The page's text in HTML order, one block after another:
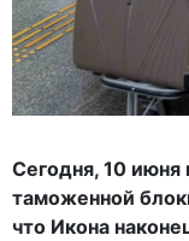
Сегодня, 10 июня
таможенной
что Икона